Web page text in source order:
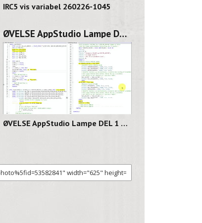
IRC5 vis variabel 260226-1045
ØVELSE AppStudio Lampe DEL 1 260224-1141
ØVELSE AppStudio Lampe DEL 1 260224-1141